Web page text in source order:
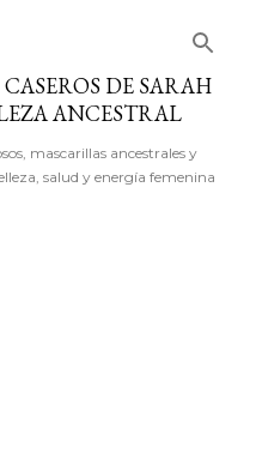
DE SARAH
ANCESTRAL
mascarillas ancestrales y
salud y energía femenina